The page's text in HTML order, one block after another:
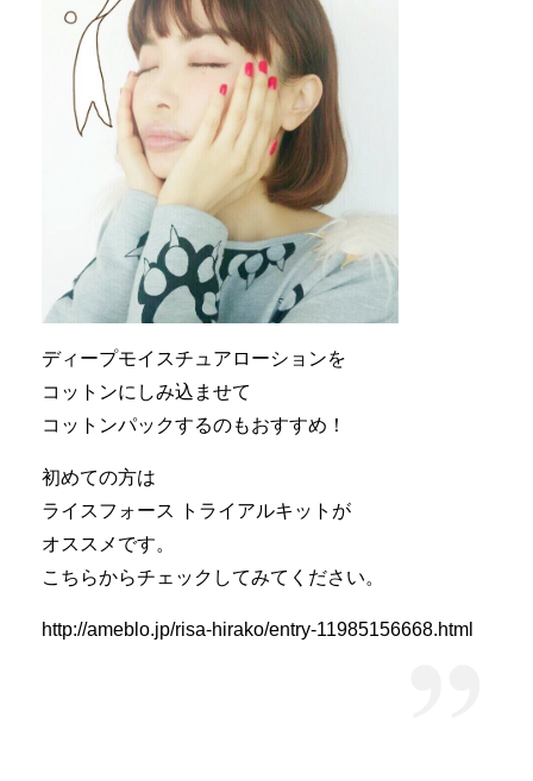
ディープモイスチュアローションを
コットンにしみ込ませて
コットンパックするのもおすすめ！
初めての方は
ライスフォース トライアルキットが
オススメです。
こちらからチェックしてみてください。
http://ameblo.jp/risa-hirako/entry-11985156668.html